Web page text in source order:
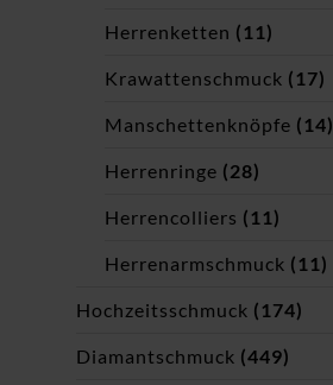
Herrenketten (11)
Krawattenschmuck (17)
Manschettenknöpfe (14)
Herrenringe (28)
Herrencolliers (11)
Herrenarmschmuck (11)
Hochzeitsschmuck (174)
Diamantschmuck (449)